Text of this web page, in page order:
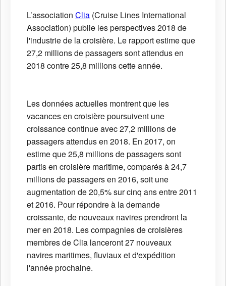
L’association Clia (Cruise Lines International
Association) publie les perspectives 2018 de
l'industrie de la croisière. Le rapport estime que
27,2 millions de passagers sont attendus en
2018 contre 25,8 millions cette année.
Les données actuelles montrent que les
vacances en croisière poursuivent une
croissance continue avec 27,2 millions de
passagers attendus en 2018. En 2017, on
estime que 25,8 millions de passagers sont
partis en croisière maritime, comparés à 24,7
millions de passagers en 2016, soit une
augmentation de 20,5% sur cinq ans entre 2011
et 2016. Pour répondre à la demande
croissante, de nouveaux navires prendront la
mer en 2018. Les compagnies de croisières
membres de Clia lanceront 27 nouveaux
navires maritimes, fluviaux et d'expédition
l'année prochaine.